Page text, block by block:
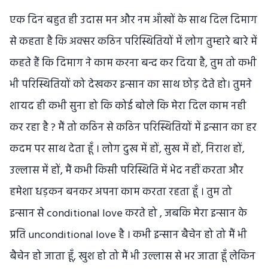
एक दिन बहुत ही उदास मन और नम आँखों के साथ दिल दिमाग
से कहता है कि अक्सर कठिन परिस्थितियों में लोग तुम्हारे बारे में
कहते हैं कि दिमाग ने काम करना बन्द कर दिया है, तुम तो कभी
भी परिस्थितियों को देखकर इन्सान का साथ छोड़ देते हो। तुमने
शायद ही कभी सुना हो कि कोई बोले कि मेरा दिल काम नही
कर रहा है ? मैं तो कठिन से कठिन परिस्थितियों में इन्सान का हर
कदम पर साथ देता हूँ । लोग दुख में हों, सुख में हों, निराश हों,
उल्लास में हों, मैं कभी किसी परिस्थिति में भेद नहीं करता और
हमेशा धड़कन बनकर अपना काम करता रहता हूँ । तुम तो
इन्सान से conditional love करते हो , जबकि मेरा इन्सान के
प्रति unconditional love है । कभी इन्सान बैचेन हो तो मैं भी
बैचेन हो जाता हूँ, खुश हो तो मैं भी उल्लास से भर जाता हूँ लेकिन